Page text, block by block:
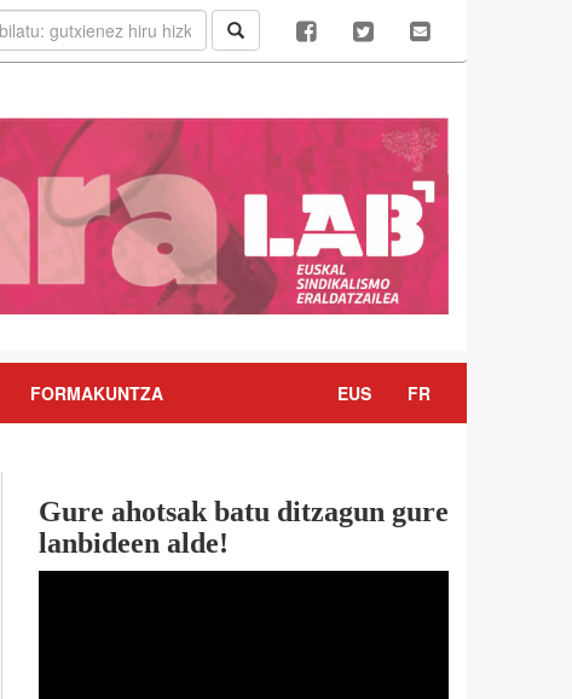
FORMAKUNTZA EUS FR
Gure ahotsak batu ditzagun gure
lanbideen alde!